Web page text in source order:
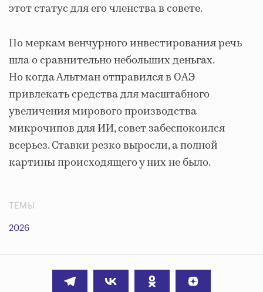
этот статус для его членства в совете.
По меркам венчурного инвестирования речь
шла о сравнительно небольших деньгах.
Но когда Альтман отправился в ОАЭ
привлекать средства для масштабного
увеличения мирового производства
микрочипов для ИИ, совет забеспокоился
всерьез. Ставки резко выросли, а полной
картины происходящего у них не было.
ТЕМЫ
2026